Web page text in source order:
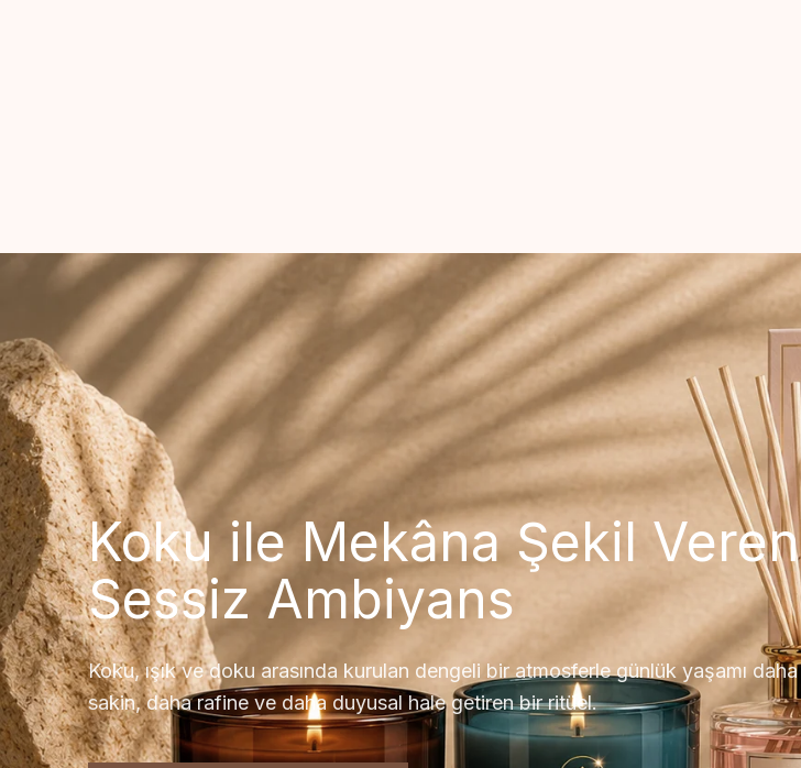
Koku ile Mekâna Şekil Veren
Sessiz Ambiyans
Koku, ışık ve doku arasında kurulan dengeli bir atmosferle günlük yaşamı daha
sakin, daha rafine ve daha duyusal hale getiren bir ritüel.